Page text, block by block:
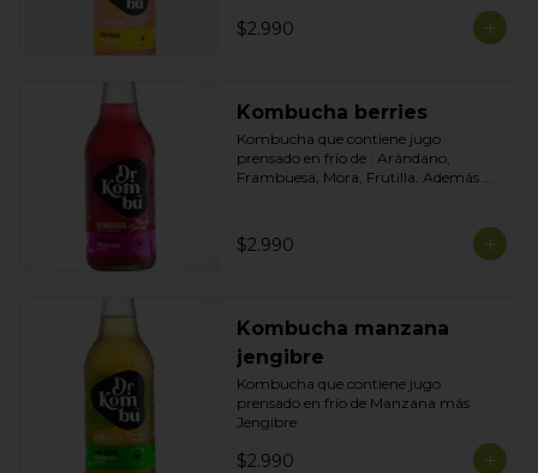
$2.990
Kombucha berries
Kombucha que contiene jugo
prensado en frío de : Arándano,
Frambuesa, Mora, Frutilla. Además
$2.990
Kombucha manzana
jengibre
Kombucha que contiene jugo
prensado en frío de Manzana más
Jengibre
$2.990